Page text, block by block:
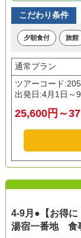
こだわり条件
夕朝食付 旅館
通常プラン
ツアーコード
出発日:4月1日～
25,600円～
4-9月●【お得
湯宿一番地 食